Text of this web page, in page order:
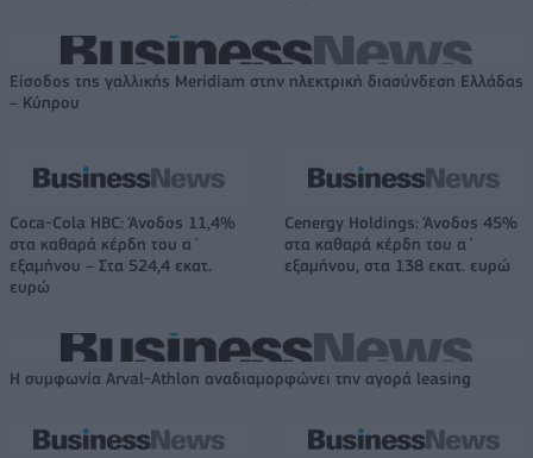
Είσοδος της γαλλικής Meridiam στην ηλεκτρική διασύνδεση Ελλάδας
– Κύπρου
Coca-Cola HBC: Άνοδος 11,4%
στα καθαρά κέρδη του α΄
εξαμήνου – Στα 524,4 εκατ.
ευρώ
Cenergy Holdings: Άνοδος 45%
στα καθαρά κέρδη του α΄
εξαμήνου, στα 138 εκατ. ευρώ
Η συμφωνία Arval-Athlon αναδιαμορφώνει την αγορά leasing